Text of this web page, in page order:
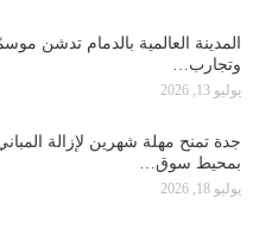
وتجارب…
يوليو 13, 2026
جدة تمنح مهلة شهرين لإزالة
بمحيط سوق…
يوليو 18, 2026